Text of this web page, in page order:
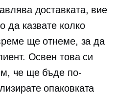
доставката, вие
да казвате колко
ще отнеме, за да
Освен това си
че ще бъде по-
опаковката